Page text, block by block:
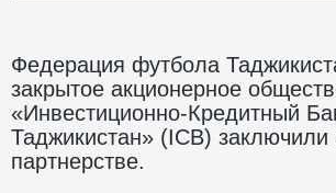
Федерация футбола
закрытое акционерное
«Инвестиционно-Кредитный
Таджикистан» (ICB)
партнерстве.